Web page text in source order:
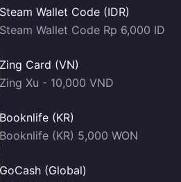
Steam Wallet Code (IDR)
Steam Wallet Code Rp 6,000 ID
Zing Card (VN)
Zing Xu - 10,000 VND
Booknlife (KR)
Booknlife (KR) 5,000 WON
GoCash (Global)